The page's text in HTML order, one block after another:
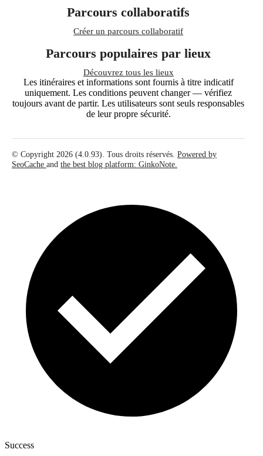
Parcours collaboratifs
Créer un parcours collaboratif
Parcours populaires par lieux
Découvrez tous les lieux
Les itinéraires et informations sont fournis à titre indicatif
uniquement. Les conditions peuvent changer — vérifiez
toujours avant de partir. Les utilisateurs sont seuls responsables
de leur propre sécurité.
© Copyright 2026 (4.0.93). Tous droits réservés. Powered by
SeoCache and the best blog platform: GinkoNote.
Success